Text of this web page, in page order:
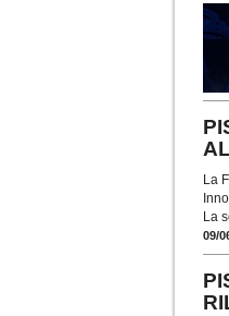
La
La
09/